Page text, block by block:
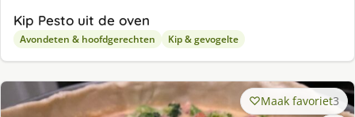
Kip Pesto uit de oven
Avondeten & hoofdgerechten Kip & gevogelte
Maak favoriet3